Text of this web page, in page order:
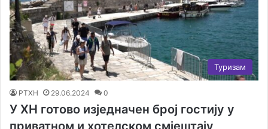
Туризам
РТХН 29.06.2024 0
У ХН готово изједначен број гостију у
приватном и хотелском смјештају